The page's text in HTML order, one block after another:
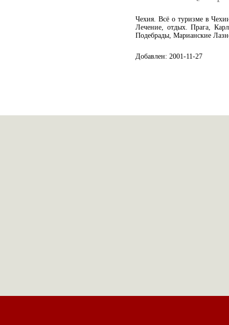
Чехия. Всё о туризме в
Лечение, отдых. Прага,
Подебрады, Марианские
Добавлен: 2001-11-27